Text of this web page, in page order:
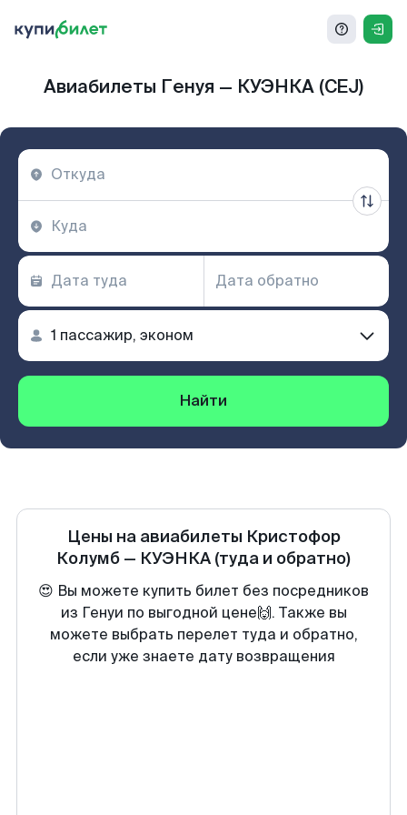
Авиабилеты Генуя — КУЭНКА (CEJ)
Найти
Цены на авиабилеты Кристофор
Колумб — КУЭНКА (туда и обратно)
😍 Вы можете купить билет без посредников
из Генуи по выгодной цене🙌. Также вы
можете выбрать перелет туда и обратно,
если уже знаете дату возвращения